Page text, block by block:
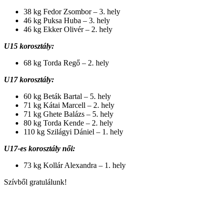
38 kg Fedor Zsombor – 3. hely
46 kg Puksa Huba – 3. hely
46 kg Ekker Olivér – 2. hely
U15 korosztály:
68 kg Torda Regő – 2. hely
U17 korosztály:
60 kg Beták Bartal – 5. hely
71 kg Kátai Marcell – 2. hely
71 kg Ghete Balázs – 5. hely
80 kg Torda Kende – 2. hely
110 kg Szilágyi Dániel – 1. hely
U17-es korosztály női:
73 kg Kollár Alexandra – 1. hely
Szívből gratulálunk!